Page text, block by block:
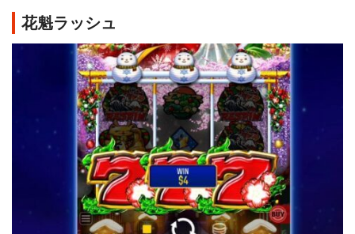
花魁ラッシュ